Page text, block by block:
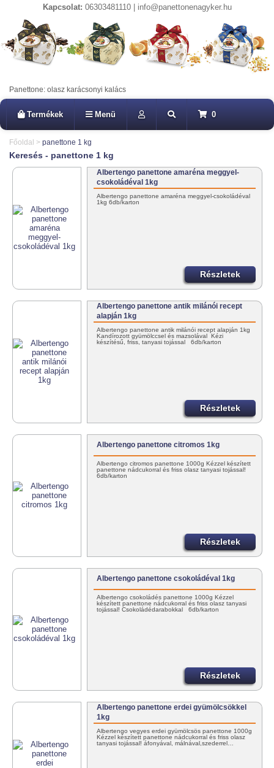
Kapcsolat: 06303481110 | info@panettonenagyker.hu
Panettone: olasz karácsonyi kalács
Termékek Menü 0
Főoldal > panettone 1 kg
Keresés - panettone 1 kg
Albertengo panettone amaréna meggyel-
csokoládéval 1kg
Albertengo panettone amaréna meggyel-csokoládéval
1kg 6db/karton
Részletek
Albertengo panettone antik milánói recept
alapján 1kg
Albertengo panettone antik milánói recept alapján 1kg
Kandírozott gyümölccsel és mazsolával Kézi
készítésű, friss, tanyasi tojással 6db/karton
Részletek
Albertengo panettone citromos 1kg
Albertengo citromos panettone 1000g Kézzel készített
panettone nádcukorral és friss olasz tanyasi tojással!
6db/karton
Részletek
Albertengo panettone csokoládéval 1kg
Albertengo csokoládés panettone 1000g Kézzel
készített panettone nádcukorral és friss olasz tanyasi
tojással! Csokoládédarabokkal 6db/karton
Részletek
Albertengo panettone erdei gyümölcsökkel
1kg
Albertengo vegyes erdei gyümölcsös panettone 1000g
Kézzel készített panettone nádcukorral és friss olasz
tanyasi tojással! áfonyával, málnával,szederrel…